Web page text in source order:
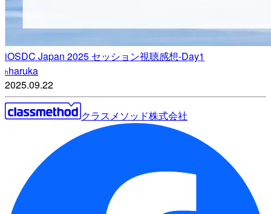
iOSDC Japan 2025 セッション視聴感想-Day1
hharuka
2025.09.22
クラスメソッド株式会社